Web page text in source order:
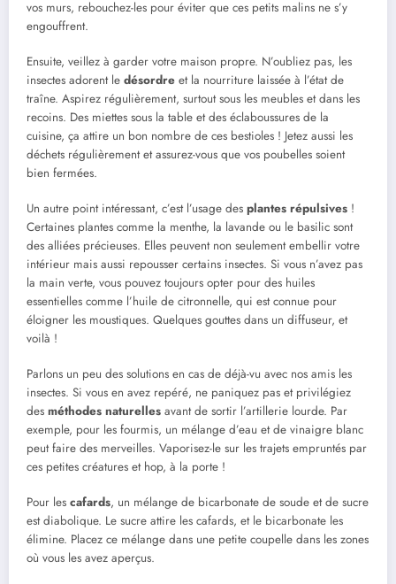
vos murs, rebouchez-les pour éviter que ces petits malins ne s’y
engouffrent.
Ensuite, veillez à garder votre maison propre. N’oubliez pas, les
insectes adorent le désordre et la nourriture laissée à l’état de
traîne. Aspirez régulièrement, surtout sous les meubles et dans les
recoins. Des miettes sous la table et des éclaboussures de la
cuisine, ça attire un bon nombre de ces bestioles ! Jetez aussi les
déchets régulièrement et assurez-vous que vos poubelles soient
bien fermées.
Un autre point intéressant, c’est l’usage des plantes répulsives !
Certaines plantes comme la menthe, la lavande ou le basilic sont
des alliées précieuses. Elles peuvent non seulement embellir votre
intérieur mais aussi repousser certains insectes. Si vous n’avez pas
la main verte, vous pouvez toujours opter pour des huiles
essentielles comme l’huile de citronnelle, qui est connue pour
éloigner les moustiques. Quelques gouttes dans un diffuseur, et
voilà !
Parlons un peu des solutions en cas de déjà-vu avec nos amis les
insectes. Si vous en avez repéré, ne paniquez pas et privilégiez
des méthodes naturelles avant de sortir l’artillerie lourde. Par
exemple, pour les fourmis, un mélange d’eau et de vinaigre blanc
peut faire des merveilles. Vaporisez-le sur les trajets empruntés par
ces petites créatures et hop, à la porte !
Pour les cafards, un mélange de bicarbonate de soude et de sucre
est diabolique. Le sucre attire les cafards, et le bicarbonate les
élimine. Placez ce mélange dans une petite coupelle dans les zones
où vous les avez aperçus.